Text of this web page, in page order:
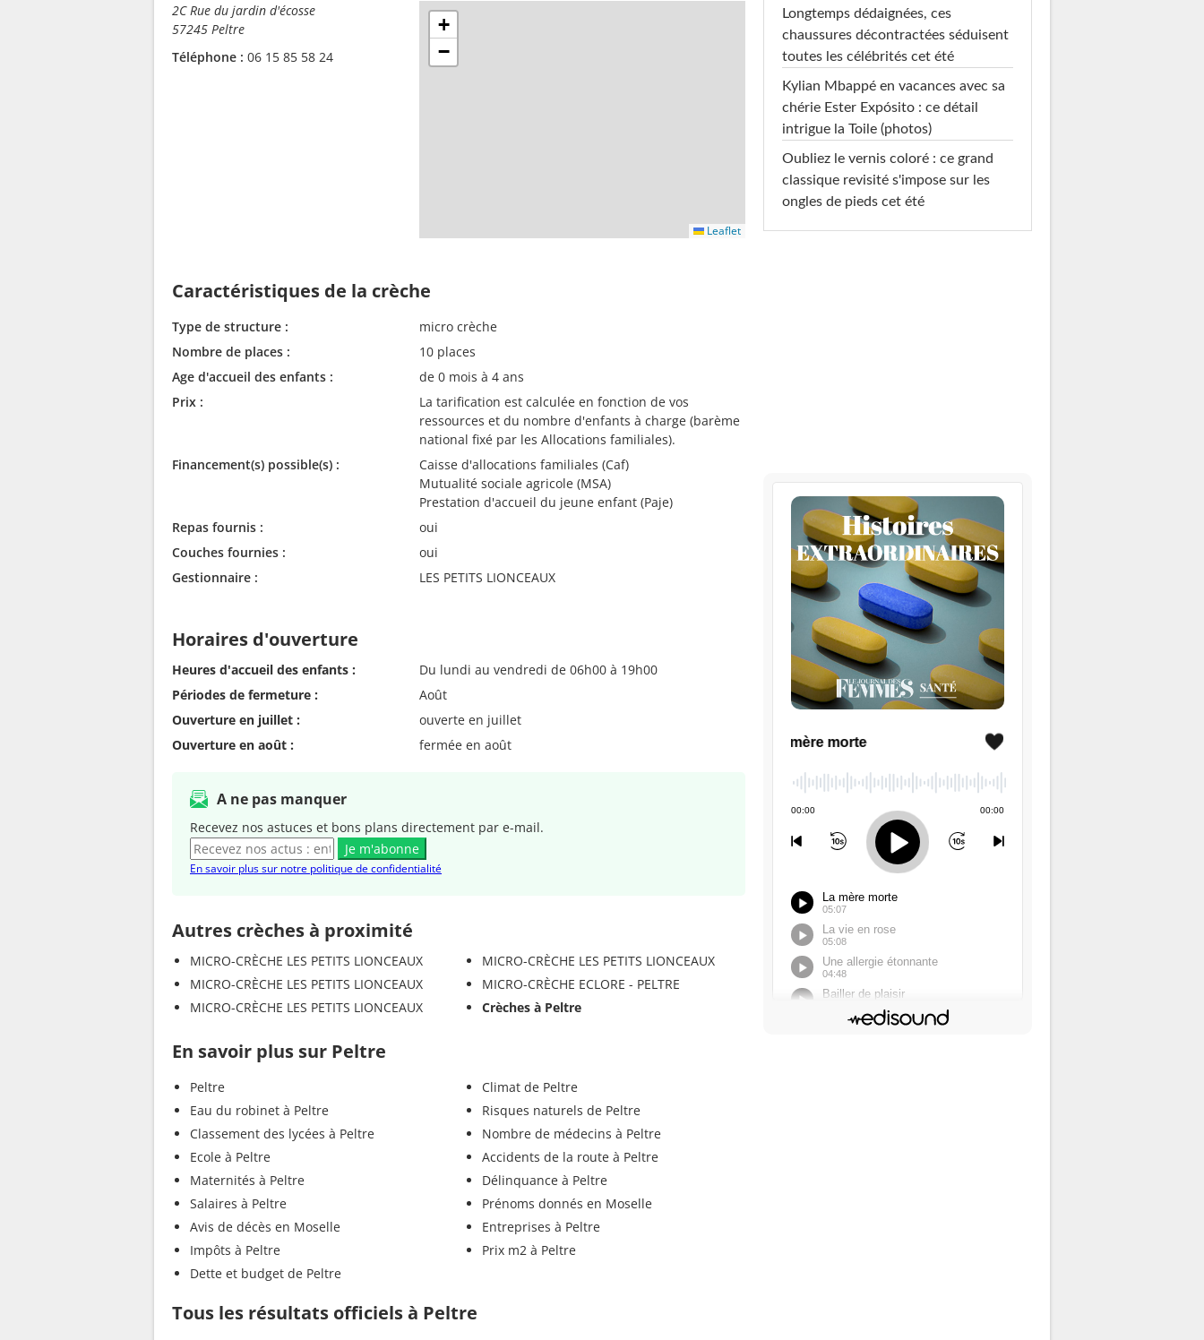
2C Rue du jardin d'écosse
57245 Peltre
Téléphone : 06 15 85 58 24
+
−
Leaflet
Caractéristiques de la crèche
Type de structure :
micro crèche
Nombre de places :
10 places
Age d'accueil des enfants :
de 0 mois à 4 ans
Prix :
La tarification est calculée en fonction de vos
ressources et du nombre d'enfants à charge (barème
national fixé par les Allocations familiales).
Financement(s) possible(s) :
Caisse d'allocations familiales (Caf)
Mutualité sociale agricole (MSA)
Prestation d'accueil du jeune enfant (Paje)
Repas fournis :
oui
Couches fournies :
oui
Gestionnaire :
LES PETITS LIONCEAUX
Horaires d'ouverture
Heures d'accueil des enfants :
Du lundi au vendredi de 06h00 à 19h00
Périodes de fermeture :
Août
Ouverture en juillet :
ouverte en juillet
Ouverture en août :
fermée en août
A ne pas manquer
Recevez nos astuces et bons plans directement par e-mail.
Je m'abonne
En savoir plus sur notre politique de confidentialité
Autres crèches à proximité
MICRO-CRÈCHE LES PETITS LIONCEAUX
MICRO-CRÈCHE LES PETITS LIONCEAUX
MICRO-CRÈCHE LES PETITS LIONCEAUX
MICRO-CRÈCHE LES PETITS LIONCEAUX
MICRO-CRÈCHE ECLORE - PELTRE
Crèches à Peltre
En savoir plus sur Peltre
Peltre
Eau du robinet à Peltre
Classement des lycées à Peltre
Ecole à Peltre
Maternités à Peltre
Salaires à Peltre
Avis de décès en Moselle
Impôts à Peltre
Dette et budget de Peltre
Climat de Peltre
Risques naturels de Peltre
Nombre de médecins à Peltre
Accidents de la route à Peltre
Délinquance à Peltre
Prénoms donnés en Moselle
Entreprises à Peltre
Prix m2 à Peltre
Tous les résultats officiels à Peltre
Longtemps dédaignées, ces
chaussures décontractées séduisent
toutes les célébrités cet été
Kylian Mbappé en vacances avec sa
chérie Ester Expósito : ce détail
intrigue la Toile (photos)
Oubliez le vernis coloré : ce grand
classique revisité s'impose sur les
ongles de pieds cet été